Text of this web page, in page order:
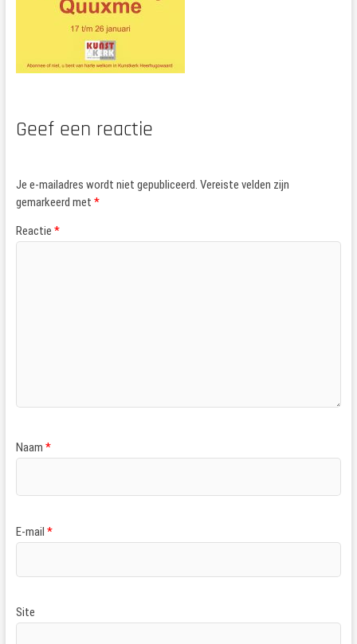
Geef een reactie
Je e-mailadres wordt niet gepubliceerd. Vereiste velden zijn
gemarkeerd met *
Reactie *
Naam *
E-mail *
Site